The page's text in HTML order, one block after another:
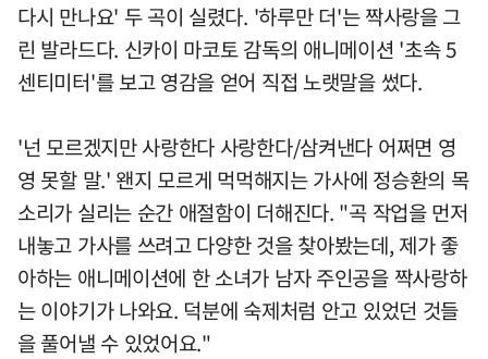
다시 만나요' 두 곡이 실렸다. '하루만 더'는 짝사랑을 그
린 발라드다. 신카이 마코토 감독의 애니메이션 '초속 5
센티미터'를 보고 영감을 얻어 직접 노랫말을 썼다.
'넌 모르겠지만 사랑한다 사랑한다/삼켜낸다 어쩌면 영
영 못할 말.' 왠지 모르게 먹먹해지는 가사에 정승환의 목
소리가 실리는 순간 애절함이 더해진다. "곡 작업을 먼저
내놓고 가사를 쓰려고 다양한 것을 찾아봤는데, 제가 좋
아하는 애니메이션에 한 소녀가 남자 주인공을 짝사랑하
는 이야기가 나와요. 덕분에 숙제처럼 안고 있었던 것들
을 풀어낼 수 있었어요."